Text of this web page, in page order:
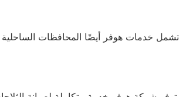
تشمل خدمات هوفر أيضًا المحافظات